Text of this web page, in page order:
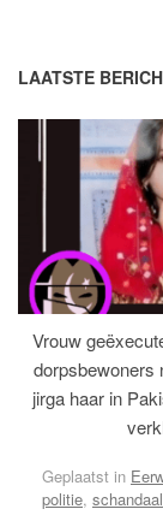
LAATSTE
Vrouw
dorpsbewoners
jirga haar in
Geplaatst in
politie, schandaal